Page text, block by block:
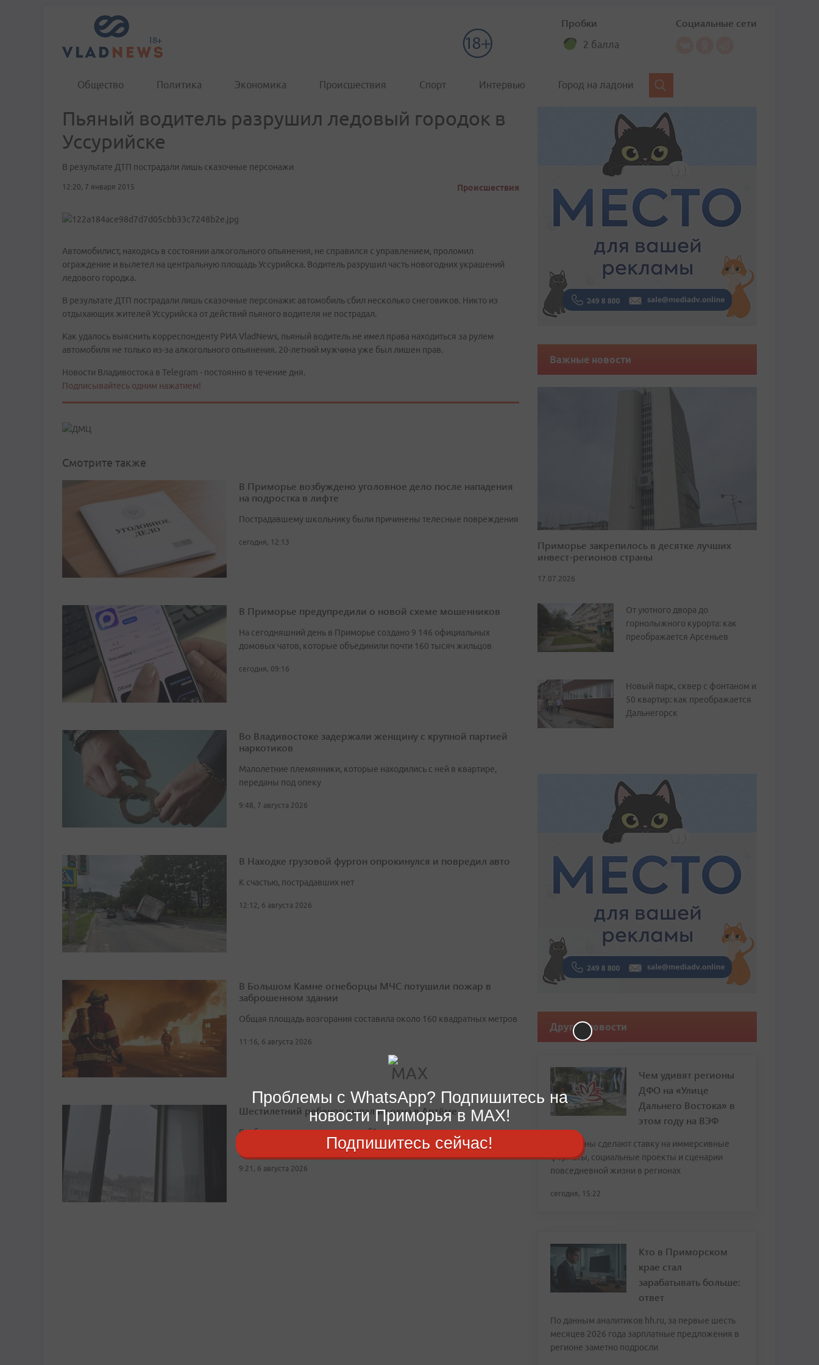
Пробки
2 балла
Социальные сети
Общество Политика Экономика Происшествия Спорт Интервью Город на ладони
Пьяный водитель разрушил ледовый городок в
Уссурийске
В результате ДТП пострадали лишь сказочные персонажи
12:20, 7 января 2015 Происшествия
Автомобилист, находясь в состоянии алкогольного опьянения, не справился с управлением, проломил
ограждение и вылетел на центральную площадь Уссурийска. Водитель разрушил часть новогодних украшений
ледового городка.
В результате ДТП пострадали лишь сказочные персонажи: автомобиль сбил несколько снеговиков. Никто из
отдыхающих жителей Уссурийска от действий пьяного водителя не пострадал.
Как удалось выяснить корреспонденту РИА VladNews, пьяный водитель не имел права находиться за рулем
автомобиля не только из-за алкогольного опьянения. 20-летний мужчина уже был лишен прав.
Новости Владивостока в Telegram - постоянно в течение дня.
Подписывайтесь одним нажатием!
Смотрите также
В Приморье возбуждено уголовное дело после нападения
на подростка в лифте
Пострадавшему школьнику были причинены телесные повреждения
сегодня, 12:13
В Приморье предупредили о новой схеме мошенников
На сегодняшний день в Приморье создано 9 146 официальных
домовых чатов, которые объединили почти 160 тысяч жильцов
сегодня, 09:16
Во Владивостоке задержали женщину с крупной партией
наркотиков
Малолетние племянники, которые находились с ней в квартире,
переданы под опеку
9:48, 7 августа 2026
В Находке грузовой фургон опрокинулся и повредил авто
К счастью, пострадавших нет
12:12, 6 августа 2026
В Большом Камне огнеборцы МЧС потушили пожар в
заброшенном здании
Общая площадь возгорания составила около 160 квадратных метров
11:16, 6 августа 2026
Шестилетний ребенок выпал из окна в Артёме
Возбуждено уголовное дело, ребёнку оказывают экстренную
9:21, 6 августа 2026
Важные новости
Приморье закрепилось в десятке лучших
инвест-регионов страны
17.07.2026
От уютного двора до
горнолыжного курорта: как
преображается Арсеньев
Новый парк, сквер с фонтаном и
50 квартир: как преображается
Дальнегорск
Другие новости
Чем удивят регионы
ДФО на «Улице
Дальнего Востока» в
этом году на ВЭФ
Павильоны сделают ставку на иммерсивные
форматы, социальные проекты и сценарии
повседневной жизни в регионах
сегодня, 15:22
Кто в Приморском
крае стал
зарабатывать больше:
ответ
По данным аналитиков hh.ru, за первые шесть
месяцев 2026 года зарплатные предложения в
регионе заметно подросли
Проблемы с WhatsApp? Подпишитесь на
новости Приморья в MAX!
Подпишитесь сейчас!